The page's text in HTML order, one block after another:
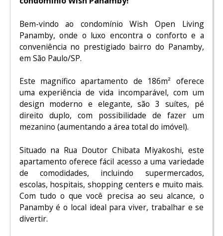
Bem-vindo ao condomínio Wish Open Living
Panamby, onde o luxo encontra o conforto e a
conveniência no prestigiado bairro do Panamby,
em São Paulo/SP.
Este magnífico apartamento de 186m² oferece
uma experiência de vida incomparável, com um
design moderno e elegante, são 3 suítes, pé
direito duplo, com possibilidade de fazer um
mezanino (aumentando a área total do imóvel).
Situado na Rua Doutor Chibata Miyakoshi, este
apartamento oferece fácil acesso a uma variedade
de comodidades, incluindo supermercados,
escolas, hospitais, shopping centers e muito mais.
Com tudo o que você precisa ao seu alcance, o
Panamby é o local ideal para viver, trabalhar e se
divertir.